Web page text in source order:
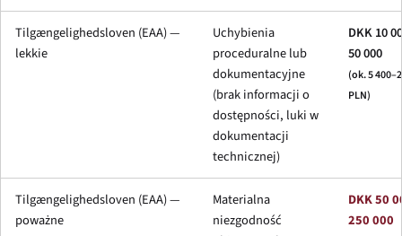
Tilgængelighedsloven (EAA) —
lekkie
Uchybienia
proceduralne lub
dokumentacyjne
(brak informacji o
dostępności, luki w
dokumentacji
technicznej)
DKK 10
50 000
(ok. 5
PLN)
Tilgængelighedsloven (EAA) —
poważne
Materialna
niezgodność
DKK 50
250 000